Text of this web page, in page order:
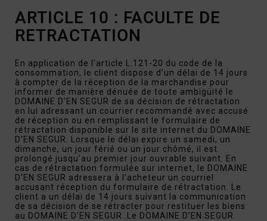
ARTICLE 10 : FACULTE DE
RETRACTATION
En application de l'article L.121-20 du code de la
consommation, le client dispose d’un délai de 14 jours
à compter de la réception de la marchandise pour
informer de manière dénuée de toute ambigüité le
DOMAINE D’EN SEGUR de sa décision de rétractation
en lui adressant un courrier recommandé avec accusé
de réception ou en remplissant le formulaire de
rétractation disponible sur le site internet du DOMAINE
D’EN SEGUR. Lorsque le délai expire un samedi, un
dimanche, un jour férié ou un jour chômé, il est
prolongé jusqu’au premier jour ouvrable suivant. En
cas de rétractation formulée sur internet, le DOMAINE
D’EN SEGUR adressera à l’acheteur un courriel
accusant réception du formulaire de rétractation. Le
client a un délai de 14 jours suivant la communication
de sa décision de se rétracter pour restituer les biens
au DOMAINE D’EN SEGUR..Le DOMAINE D’EN SEGUR